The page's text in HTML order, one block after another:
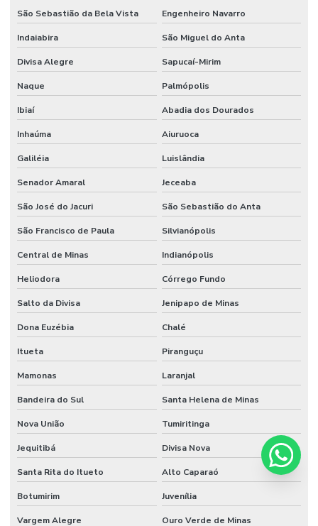
São Sebastião da Bela Vista Engenheiro Navarro
Indaiabira São Miguel do Anta
Divisa Alegre Sapucaí-Mirim
Naque Palmópolis
Ibiaí Abadia dos Dourados
Inhaúma Aiuruoca
Galiléia Luislândia
Senador Amaral Jeceaba
São José do Jacuri São Sebastião do Anta
São Francisco de Paula Silvianópolis
Central de Minas Indianópolis
Heliodora Córrego Fundo
Salto da Divisa Jenipapo de Minas
Dona Euzébia Chalé
Itueta Piranguçu
Mamonas Laranjal
Bandeira do Sul Santa Helena de Minas
Nova União Tumiritinga
Jequitibá Divisa Nova
Santa Rita do Itueto Alto Caparaó
Botumirim Juvenília
Vargem Alegre Ouro Verde de Minas